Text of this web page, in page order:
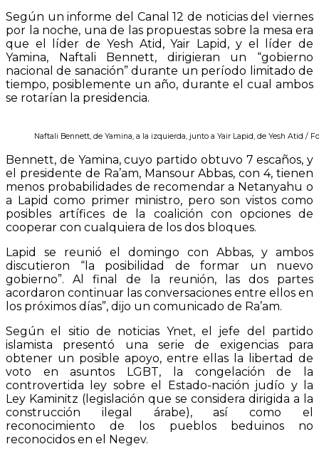
Según un informe del Canal 12 de noticias del viernes
por la noche, una de las propuestas sobre la mesa era
que el líder de Yesh Atid, Yair Lapid, y el líder de
Yamina, Naftali Bennett, dirigieran un “gobierno
nacional de sanación” durante un período limitado de
tiempo, posiblemente un año, durante el cual ambos
se rotarían la presidencia.
Naftali Bennett, de Yamina, a la izquierda, junto a Yair Lapid, de Yesh Atid /
Bennett, de Yamina, cuyo partido obtuvo 7 escaños, y
el presidente de Ra’am, Mansour Abbas, con 4, tienen
menos probabilidades de recomendar a Netanyahu o
a Lapid como primer ministro, pero son vistos como
posibles artífices de la coalición con opciones de
cooperar con cualquiera de los dos bloques.
Lapid se reunió el domingo con Abbas, y ambos
discutieron “la posibilidad de formar un nuevo
gobierno”. Al final de la reunión, las dos partes
acordaron continuar las conversaciones entre ellos en
los próximos días”, dijo un comunicado de Ra’am.
Según el sitio de noticias Ynet, el jefe del partido
islamista presentó una serie de exigencias para
obtener un posible apoyo, entre ellas la libertad de
voto en asuntos LGBT, la congelación de la
controvertida ley sobre el Estado-nación judío y la
Ley Kaminitz (legislación que se considera dirigida a la
construcción ilegal árabe), así como el
reconocimiento de los pueblos beduinos no
reconocidos en el Negev.